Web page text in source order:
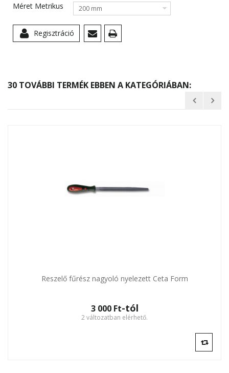
Méret Metrikus
200 mm
Regisztráció
30 TOVÁBBI TERMÉK EBBEN A KATEGÓRIÁBAN:
Reszelő fűrész nagyoló nyelezett Ceta Form
3 000 Ft‎-tól
2 változatban elérhető.